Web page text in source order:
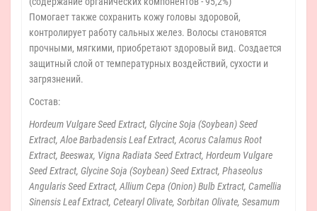
Помогает также сохранить кожу головы здоровой,
контролирует работу сальных желез. Волосы становятся
прочными, мягкими, приобретают здоровый вид. Создается
защитный слой от температурных воздействий, сухости и
загрязнений.
Состав:
Hordeum Vulgare Seed Extract, Glycine Soja (Soybean) Seed
Extract, Aloe Barbadensis Leaf Extract, Acorus Calamus Root
Extract, Beeswax, Vigna Radiata Seed Extract, Hordeum Vulgare
Seed Extract, Glycine Soja (Soybean) Seed Extract, Phaseolus
Angularis Seed Extract, Allium Cepa (Onion) Bulb Extract, Camellia
Sinensis Leaf Extract, Cetearyl Olivate, Sorbitan Olivate, Sesamum